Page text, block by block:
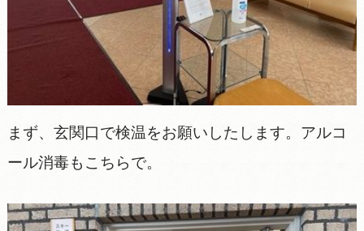
まず、玄関口で検温をお願いしたします。アルコ
ール消毒もこちらで。